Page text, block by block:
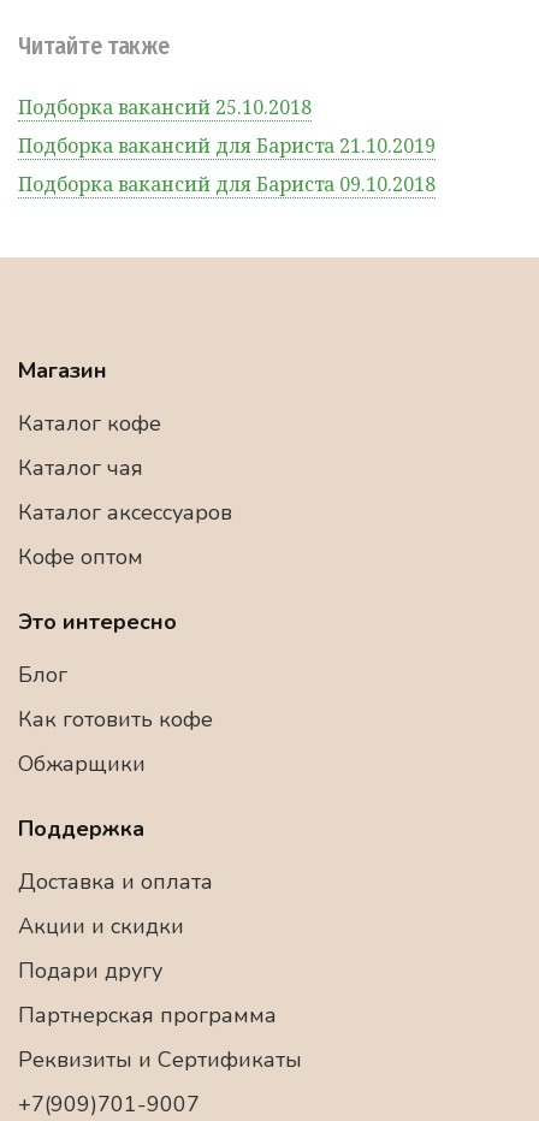
Читайте также
Подборка вакансий 25.10.2018
Подборка вакансий для Бариста 21.10.2019
Подборка вакансий для Бариста 09.10.2018
Магазин
Каталог кофе
Каталог чая
Каталог аксессуаров
Кофе оптом
Это интересно
Блог
Как готовить кофе
Обжарщики
Поддержка
Доставка и оплата
Акции и скидки
Подари другу
Партнерская программа
Реквизиты и Сертификаты
+7(909)701-9007